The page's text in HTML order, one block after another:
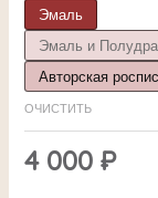
Эмаль
Эмаль и
Авторская
ОЧИСТИТЬ
4 000 ₽